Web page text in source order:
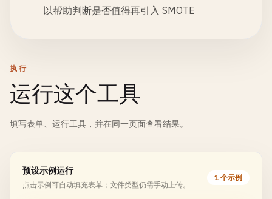
以帮助判断是否值得再引入 SMOTE
执行
运行这个工具
填写表单、运行工具，并在同一页面查看结果。
预设示例运行
点击示例可自动填充表单；文件类型仍需手动上传。
1 个示例